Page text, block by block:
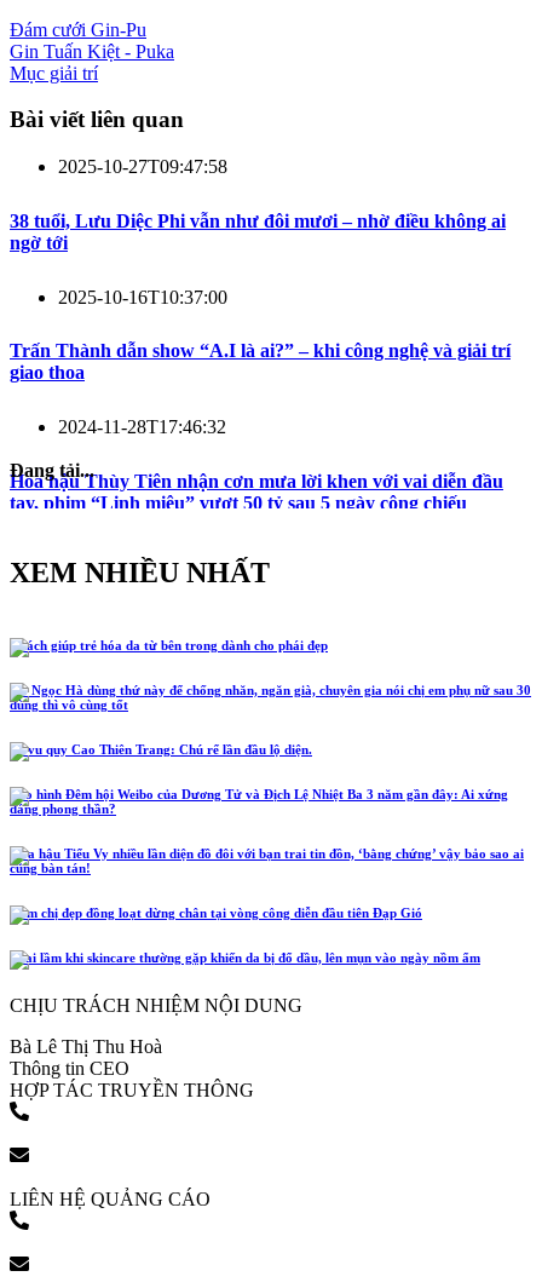
Đám cưới Gin-Pu
Gin Tuấn Kiệt - Puka
Mục giải trí
Bài viết liên quan
2025-10-27T09:47:58
38 tuổi, Lưu Diệc Phi vẫn như đôi mươi – nhờ điều không ai
ngờ tới
2025-10-16T10:37:00
Trấn Thành dẫn show “A.I là ai?” – khi công nghệ và giải trí
giao thoa
2024-11-28T17:46:32
Hoa hậu Thùy Tiên nhận cơn mưa lời khen với vai diễn đầu
tay, phim “Linh miêu” vượt 50 tỷ sau 5 ngày công chiếu
Đang tải...
XEM NHIỀU NHẤT
5 cách giúp trẻ hóa da từ bên trong dành cho phái đẹp
Hồ Ngọc Hà dùng thứ này để chống nhăn, ngăn già, chuyên gia nói chị em phụ nữ sau 30
dùng thì vô cùng tốt
Lễ vu quy Cao Thiên Trang: Chú rể lần đầu lộ diện.
Tạo hình Đêm hội Weibo của Dương Tử và Địch Lệ Nhiệt Ba 3 năm gần đây: Ai xứng
đáng phong thần?
Hoa hậu Tiểu Vy nhiều lần diện đồ đôi với bạn trai tin đồn, ‘bằng chứng’ vậy bảo sao ai
cũng bàn tán!
Năm chị đẹp đồng loạt dừng chân tại vòng công diễn đầu tiên Đạp Gió
4 sai lầm khi skincare thường gặp khiến da bị đổ dầu, lên mụn vào ngày nồm ẩm
CHỊU TRÁCH NHIỆM NỘI DUNG
Bà Lê Thị Thu Hoà
Thông tin CEO
HỢP TÁC TRUYỀN THÔNG
LIÊN HỆ QUẢNG CÁO